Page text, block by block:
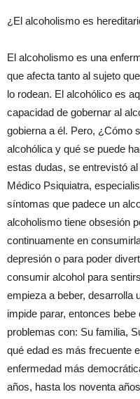
¿El alcoholismo es
El alcoholismo es una
que afecta tanto al sujeto
lo rodean. El alcohólico es
capacidad de gobernar al
gobierna a él. Pero, ¿Cómo
alcohólica y qué se puede
estas dudas, se entrevistó
Médico Psiquiatra,
síntomas que padece un
alcoholismo tiene obsesión
continuamente en
depresión o para poder
consumir alcohol para
empieza a beber, desarrolla
impide parar, entonces
problemas con: Su familia,
qué edad es más frecuente
enfermedad más
años, hasta los noventa